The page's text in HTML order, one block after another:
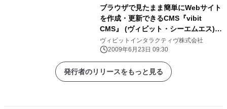
ブラウザで見たまま簡単にWebサイト
を作成・更新できるCMS『vibit
CMS』 (ヴィビット・シーエムエス)が
バージョン4をリリース
ヴィビットインタラクティヴ株式会社
2009年6月23日 09:30
発行者のリリースをもっと見る